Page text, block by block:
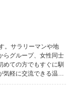
。サラリーマンや地
らグループ、女性同士
めての方でもすぐに馴
軽に交流できる温か